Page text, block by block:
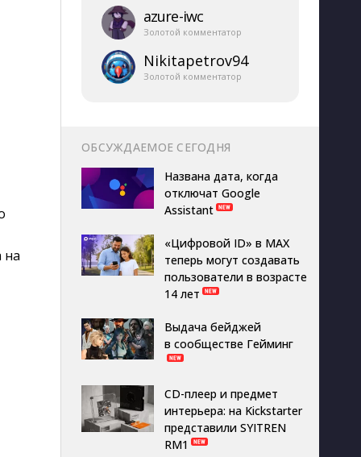
на
azure-​iwc
Золотой комментатор
Nikitapetrov94
Золотой комментатор
ОБСУЖДАЕМОЕ СЕГОДНЯ
Названа дата, когда
отключат Google
Assistant
«Цифровой ID» в MAX
теперь могут создавать
пользователи в возрасте
14 лет
Выдача бейджей
в сообществе Гейминг
CD-плеер и предмет
интерьера: на Kickstarter
представили SYITREN
RM1